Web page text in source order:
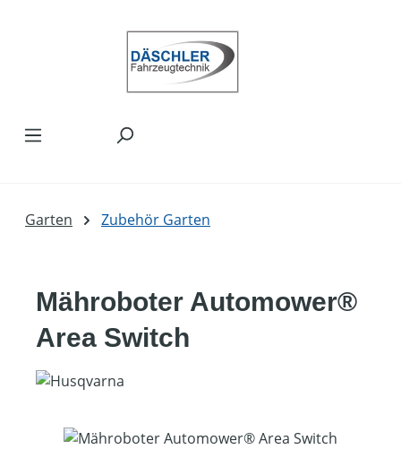
Garten Zubehör Garten
Mähroboter Automower®
Area Switch
Bildergalerie überspringen